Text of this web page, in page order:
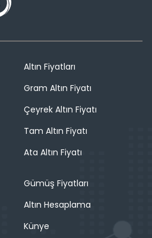
Altın Fiyatları
Gram Altın Fiyatı
Çeyrek Altın Fiyatı
Tam Altın Fiyatı
Ata Altın Fiyatı
Gümüş Fiyatları
Altın Hesaplama
Künye